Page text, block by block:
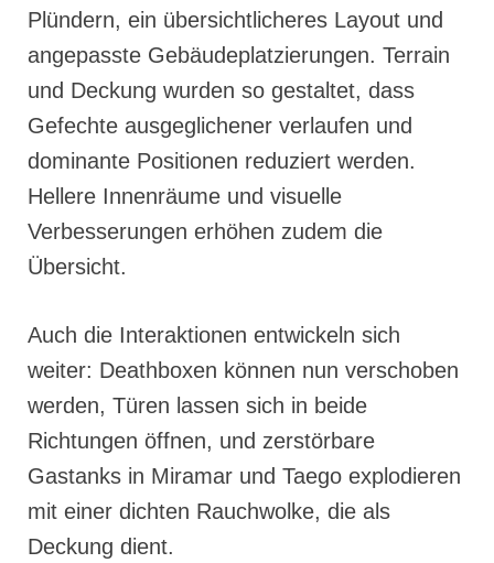
Plündern, ein übersichtlicheres Layout und
angepasste Gebäudeplatzierungen. Terrain
und Deckung wurden so gestaltet, dass
Gefechte ausgeglichener verlaufen und
dominante Positionen reduziert werden.
Hellere Innenräume und visuelle
Verbesserungen erhöhen zudem die
Übersicht.
Auch die Interaktionen entwickeln sich
weiter: Deathboxen können nun verschoben
werden, Türen lassen sich in beide
Richtungen öffnen, und zerstörbare
Gastanks in Miramar und Taego explodieren
mit einer dichten Rauchwolke, die als
Deckung dient.